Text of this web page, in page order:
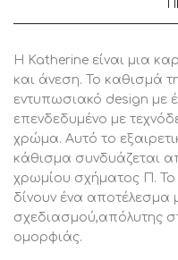
H Katherine είναι μια
και άνεση. Το καθισμά
εντυπωσιακό design με
επενδεδυμένο με
χρώμα. Αυτό το
κάθισμα συνδυάζεται
χρωμίου σχήματος Π. Το
δίνουν ένα αποτέλεσμα
σχεδιασμού,απόλυτης
ομορφιάς.